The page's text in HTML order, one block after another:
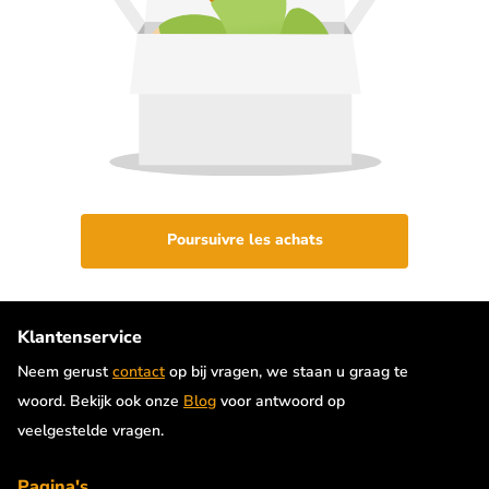
Poursuivre les achats
Klantenservice
Neem gerust contact op bij vragen, we staan u graag te
woord. Bekijk ook onze Blog voor antwoord op
veelgestelde vragen.